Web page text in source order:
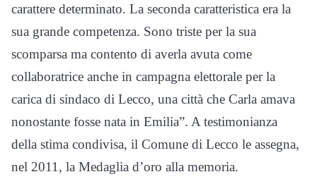
carattere determinato. La seconda caratteristica era la
sua grande competenza. Sono triste per la sua
scomparsa ma contento di averla avuta come
collaboratrice anche in campagna elettorale per la
carica di sindaco di Lecco, una città che Carla amava
nonostante fosse nata in Emilia”. A testimonianza
della stima condivisa, il Comune di Lecco le assegna,
nel 2011, la Medaglia d’oro alla memoria.